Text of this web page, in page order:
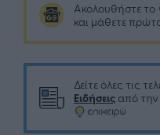
Ακολουθήστε το
και μάθετε
Δείτε όλες τις
Ειδήσεις από την